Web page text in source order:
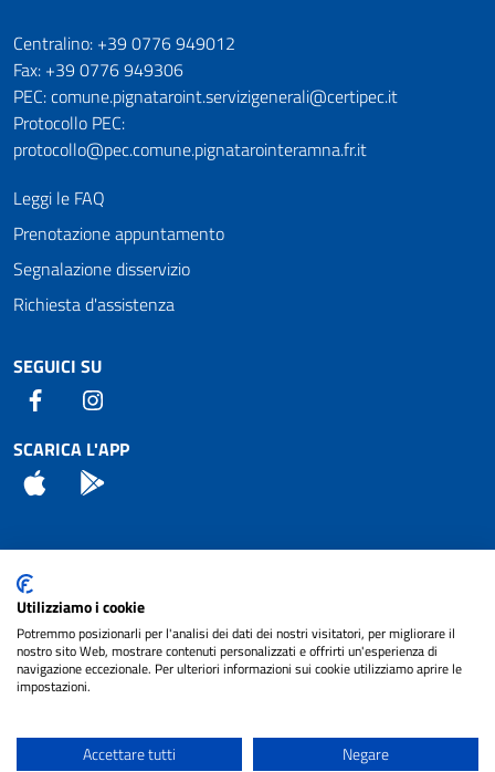
Numeri utili
Centralino: +39 0776 949012
Fax: +39 0776 949306
PEC: comune.pignataroint.servizigenerali@certipec.it
Protocollo PEC:
protocollo@pec.comune.pignatarointeramna.fr.it
Leggi le FAQ
Prenotazione appuntamento
Segnalazione disservizio
Richiesta d'assistenza
SEGUICI SU
Facebook
SCARICA L'APP
App Store
Attuazione Misure PNRR
Piano di miglioramento del sito
Note legali
cura diNET SMART
Utilizziamo i cookie
Potremmo posizionarli per l'analisi dei dati dei nostri visitatori, per migliorare il
nostro sito Web, mostrare contenuti personalizzati e offrirti un'esperienza di
navigazione eccezionale. Per ulteriori informazioni sui cookie utilizziamo aprire le
impostazioni.
Accettare tutti Negare